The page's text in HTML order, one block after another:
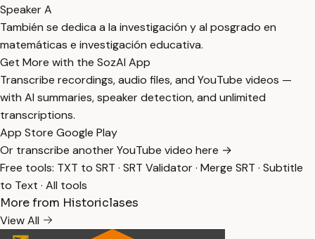
Speaker A
También se dedica a la investigación y al posgrado en
matemáticas e investigación educativa.
Get More with the SozAI App
Transcribe recordings, audio files, and YouTube videos —
with AI summaries, speaker detection, and unlimited
transcriptions.
App Store Google Play
Or transcribe another YouTube video here →
Free tools: TXT to SRT · SRT Validator· Merge SRT · Subtitle
to Text · All tools
More from Historiclases
View All